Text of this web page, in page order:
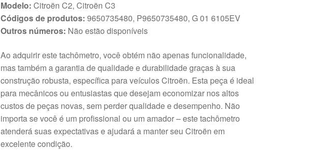
Modelo: Citroën C2, Citroën C3
Códigos de produtos: 9650735480, P9650735480, G 01 6105EV
Outros números: Não estão disponíveis
Ao adquirir este tachômetro, você obtém não apenas funcionalidade,
mas também a garantia de qualidade e durabilidade graças à sua
construção robusta, específica para veículos Citroën. Esta peça é ideal
para mecânicos ou entusiastas que desejam economizar nos altos
custos de peças novas, sem perder qualidade e desempenho. Não
importa se você é um profissional ou um amador – este tachômetro
atenderá suas expectativas e ajudará a manter seu Citroën em
excelente condição.